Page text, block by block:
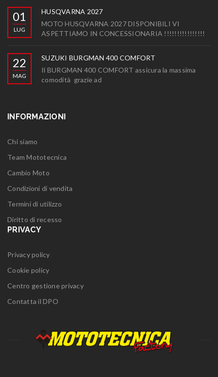
01
LUG
HUSQVARNA 2027
MOTO HUSQVARNA 2027 DISPONIBILI VI
ASPETTIAMO IN CONCESSIONARIA !!!!!!!!!!!!!!!!
22
MAG
SUZUKI BURGMAN 400 COMFORT
Il BURGMAN 400 COMFORT assicura la massima
comodità grazie ad
INFORMAZIONI
Chi siamo
Team Mototecnica
Cambio Moto
Condizioni di vendita
Termini di utilizzo
Diritto di recesso
PRIVACY
Privacy policy
Cookie policy
Centro gestione privacy
Contatta il DPO